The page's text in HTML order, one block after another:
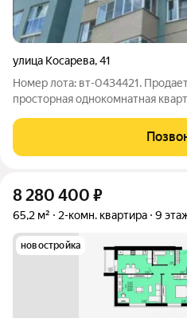
улица Косарева,41
Номер лота: вт-0434421.
просторная однокомнатная
Выгодно отличается тем, что
и из них открывается
8 280 400 ₽
65,2 м² 2-комн. квартира 9
новостройка